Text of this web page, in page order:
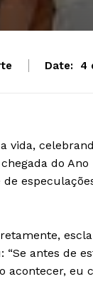
Date: 4
vida,
do Ano
antes de
acontecer, eu